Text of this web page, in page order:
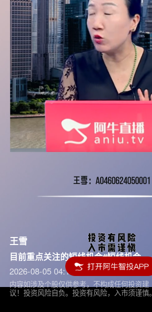
王雪
目前重点关注的短线机会#短线机会
2026-08-05 04:15
内容如涉及个股仅供参考，不构成任何投资建
议！投资风险自负。投资有风险，入市须谨慎。